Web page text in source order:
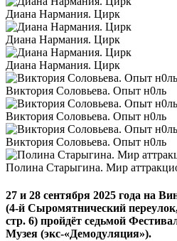
Диана Нармания. Цирк
Диана Нармания. Цирк
Диана Нармания. Цирк
Виктория Соловьева. Опыт н0ль
Виктория Соловьева. Опыт н0ль
Виктория Соловьева. Опыт н0ль
Полина Старыгина. Мир
27 и 28 сентября 2025 года на
(4-й Сыромятнический
стр. 6) пройдёт седьмой
Музея (экс-«Демодуляция»).